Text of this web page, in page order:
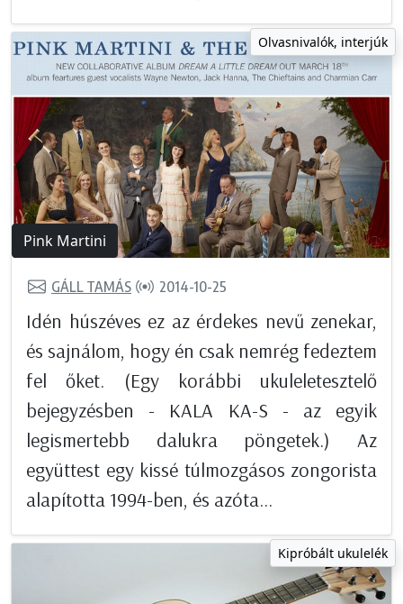
Olvasnivalók, interjúk
Pink Martini
GÁLL TAMÁS 2014-10-25
Idén húszéves ez az érdekes nevű zenekar,
és sajnálom, hogy én csak nemrég fedeztem
fel őket. (Egy korábbi ukuleletesztelő
bejegyzésben - KALA KA-S - az egyik
legismertebb dalukra pöngetek.) Az
együttest egy kissé túlmozgásos zongorista
alapította 1994-ben, és azóta...
Kipróbált ukulelék